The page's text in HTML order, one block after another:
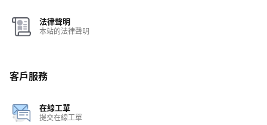
法律聲明
本站的法律聲明
客戶服務
在線工單
提交在線工單